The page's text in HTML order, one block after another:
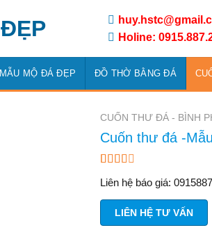
Holine:
MẪU MỘ ĐÁ ĐẸP ĐỒ THỜ BẰNG ĐÁ
CUỐN THƯ ĐÁ - BÌNH
Cuốn thư đá -
trên 5
dựa
trên
đánh
Liên hệ báo giá:
LIÊN HỆ TƯ VẤN